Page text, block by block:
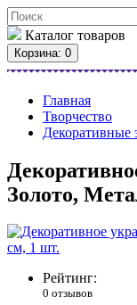
Каталог товаров
Корзина: 0
Главная
Творчество
Декоративные
Золото,
Рейтинг:
0 отзывов